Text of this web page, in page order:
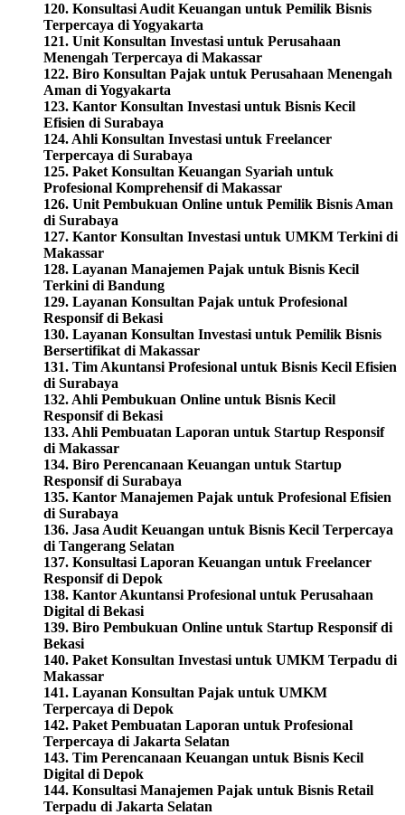
120. Konsultasi Audit Keuangan untuk Pemilik Bisnis
Terpercaya di Yogyakarta
121. Unit Konsultan Investasi untuk Perusahaan
Menengah Terpercaya di Makassar
122. Biro Konsultan Pajak untuk Perusahaan Menengah
Aman di Yogyakarta
123. Kantor Konsultan Investasi untuk Bisnis Kecil
Efisien di Surabaya
124. Ahli Konsultan Investasi untuk Freelancer
Terpercaya di Surabaya
125. Paket Konsultan Keuangan Syariah untuk
Profesional Komprehensif di Makassar
126. Unit Pembukuan Online untuk Pemilik Bisnis Aman
di Surabaya
127. Kantor Konsultan Investasi untuk UMKM Terkini di
Makassar
128. Layanan Manajemen Pajak untuk Bisnis Kecil
Terkini di Bandung
129. Layanan Konsultan Pajak untuk Profesional
Responsif di Bekasi
130. Layanan Konsultan Investasi untuk Pemilik Bisnis
Bersertifikat di Makassar
131. Tim Akuntansi Profesional untuk Bisnis Kecil Efisien
di Surabaya
132. Ahli Pembukuan Online untuk Bisnis Kecil
Responsif di Bekasi
133. Ahli Pembuatan Laporan untuk Startup Responsif
di Makassar
134. Biro Perencanaan Keuangan untuk Startup
Responsif di Surabaya
135. Kantor Manajemen Pajak untuk Profesional Efisien
di Surabaya
136. Jasa Audit Keuangan untuk Bisnis Kecil Terpercaya
di Tangerang Selatan
137. Konsultasi Laporan Keuangan untuk Freelancer
Responsif di Depok
138. Kantor Akuntansi Profesional untuk Perusahaan
Digital di Bekasi
139. Biro Pembukuan Online untuk Startup Responsif di
Bekasi
140. Paket Konsultan Investasi untuk UMKM Terpadu di
Makassar
141. Layanan Konsultan Pajak untuk UMKM
Terpercaya di Depok
142. Paket Pembuatan Laporan untuk Profesional
Terpercaya di Jakarta Selatan
143. Tim Perencanaan Keuangan untuk Bisnis Kecil
Digital di Depok
144. Konsultasi Manajemen Pajak untuk Bisnis Retail
Terpadu di Jakarta Selatan